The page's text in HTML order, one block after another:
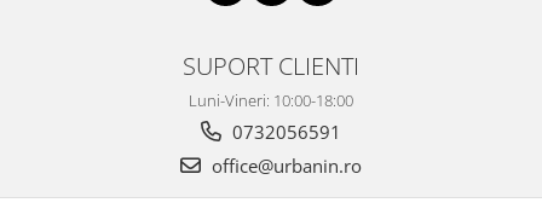
SUPORT CLIENTI
Luni-Vineri: 10:00-18:00
0732056591
office@urbanin.ro